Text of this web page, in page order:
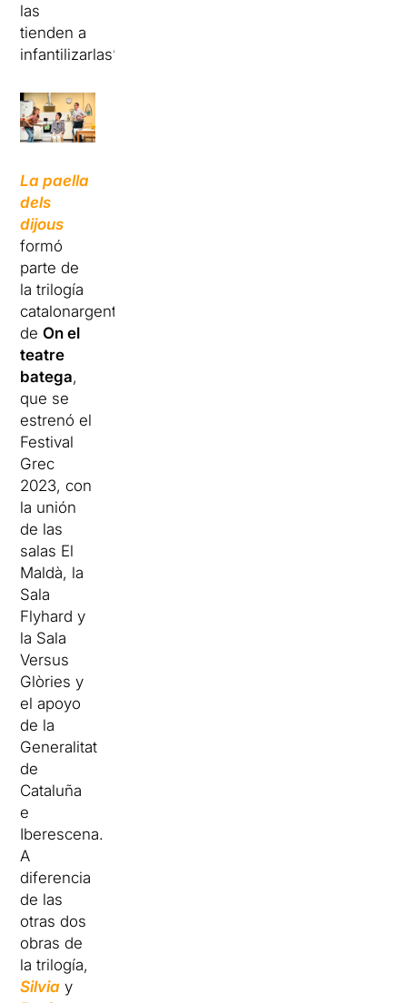
las
tienden a
infantilizarlas”.
La paella
dels
dijous
formó
parte de
la trilogía
catalonargentina
deOn el
teatre
batega,
que se
estrenó el
Festival
Grec
2023, con
la unión
de las
salas El
Maldà, la
Sala
Flyhard y
la Sala
Versus
Glòries y
el apoyo
de la
Generalitat
de
Cataluña
e
Iberescena.
A
diferencia
de las
otras dos
obras de
la trilogía,
Silvia y